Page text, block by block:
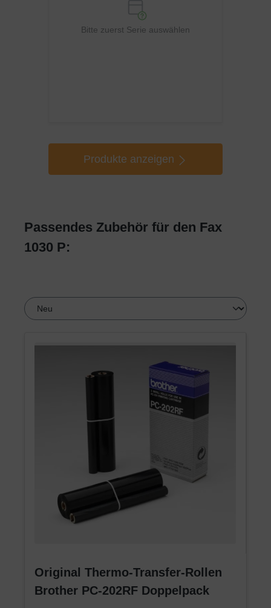
Bitte zuerst Serie auswählen
Produkte anzeigen
Passendes Zubehör für den Fax
1030 P:
Original Thermo-Transfer-Rollen
Brother PC-202RF Doppelpack